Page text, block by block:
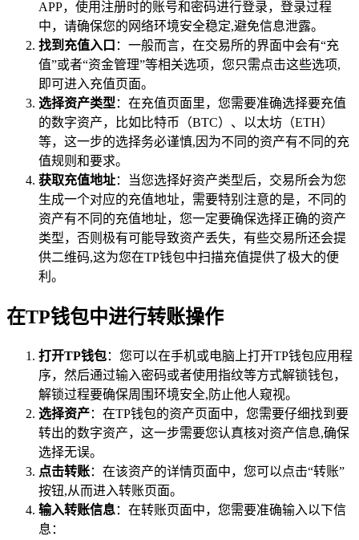
APP，使用注册时的账号和密码进行登录，登录过程
中，请确保您的网络环境安全稳定,避免信息泄露。
找到充值入口 ：一般而言，在交易所的界面中会有“充
值”或者“资金管理”等相关选项，您只需点击这些选项,
即可进入充值页面。
选择资产类型 ：在充值页面里，您需要准确选择要充值
的数字资产，比如比特币（BTC）、以太坊（ETH）
等，这一步的选择务必谨慎,因为不同的资产有不同的充
值规则和要求。
获取充值地址：当您选择好资产类型后，交易所会为您
生成一个对应的充值地址，需要特别注意的是，不同的
资产有不同的充值地址，您一定要确保选择正确的资产
类型，否则极有可能导致资产丢失，有些交易所还会提
供二维码,这为您在TP钱包中扫描充值提供了极大的便
利。
在TP钱包中进行转账操作
打开TP钱包：您可以在手机或电脑上打开TP钱包应用程
序，然后通过输入密码或者使用指纹等方式解锁钱包，
解锁过程要确保周围环境安全,防止他人窥视。
选择资产：在TP钱包的资产页面中，您需要仔细找到要
转出的数字资产，这一步需要您认真核对资产信息,确保
选择无误。
点击转账：在该资产的详情页面中，您可以点击“转账”
按钮,从而进入转账页面。
输入转账信息：在转账页面中，您需要准确输入以下信
息：